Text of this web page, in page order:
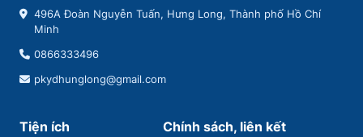
496A Đoàn Nguyễn Tuấn, Hưng Long, Thành phố Hồ Chí
Minh
0866333496
pkydhunglong@gmail.com
Tiện ích Chính sách, liên kết